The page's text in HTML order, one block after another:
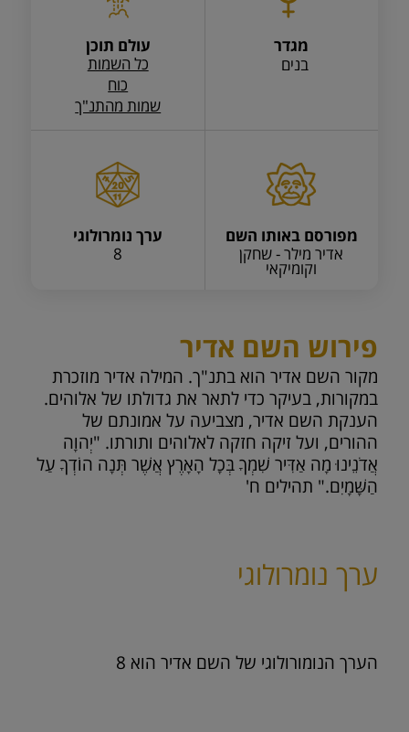
מגדר
בנים
עולם תוכן
כל השמות
כוח
שמות מהתנ"ך
מפורסם באותו השם
אדיר מילר - שחקן
וקומיקאי
ערך נומרולוגי
8
פירוש השם אדיר
מקור השם אדיר הוא בתנ"ך. המילה אדיר מוזכרת
במקורות, בעיקר כדי לתאר את גדולתו של אלוהים.
הענקת השם אדיר, מצביעה על אמונתם של
ההורים, ועל זיקה חזקה לאלוהים ותורתו. "יְהוָה
אֲדֹנֵינוּ מָה אַדִּיר שִׁמְךָ בְּכָל הָאָרֶץ אֲשֶׁר תְּנָה הוֹדְךָ עַל
הַשָּׁמָיִם." תהילים ח'
ערך נומרולוגי
הערך הנומורולוגי של השם אדיר הוא 8